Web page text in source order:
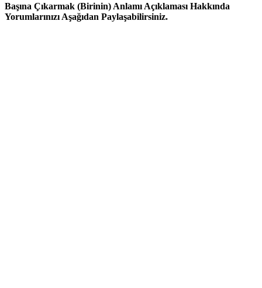
Başına Çıkarmak (Birinin) Anlamı Açıklaması Hakkında
Yorumlarınızı Aşağıdan Paylaşabilirsiniz.